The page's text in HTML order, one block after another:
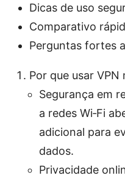
Dicas de uso
Comparativo
Perguntas fortes
Por que usar VPN
Segurança em
a redes Wi‑Fi
adicional para
dados.
Privacidade